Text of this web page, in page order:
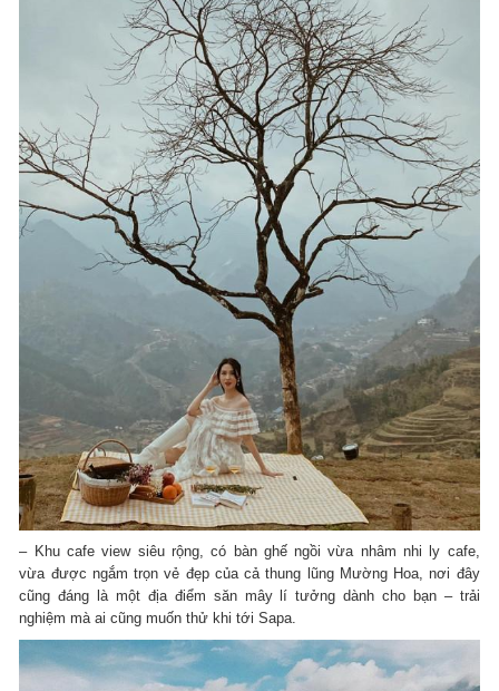
– Khu cafe view siêu rộng, có bàn ghế ngồi vừa nhâm nhi ly cafe,
vừa được ngắm trọn vẻ đẹp của cả thung lũng Mường Hoa, nơi đây
cũng đáng là một địa điểm săn mây lí tưởng dành cho bạn – trải
nghiệm mà ai cũng muốn thử khi tới Sapa.